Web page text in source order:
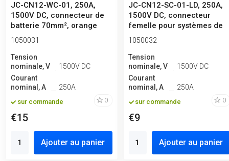
JC-CN12-WC-01, 250A,
1500V DC, connecteur de
batterie 70mm², orange
1050031
Tension
nominale, V
1500V DC
Courant
nominal, A
250A
sur commande 0
€15
Ajouter au panier
JC-CN12-SC-01-LD, 250A,
1500V DC, connecteur
femelle pour systèmes de
stockag...
1050032
Tension
nominale, V
1500V DC
Courant
nominal, A
250A
sur commande 0
€9
Ajouter au panier